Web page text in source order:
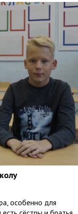
особенно для